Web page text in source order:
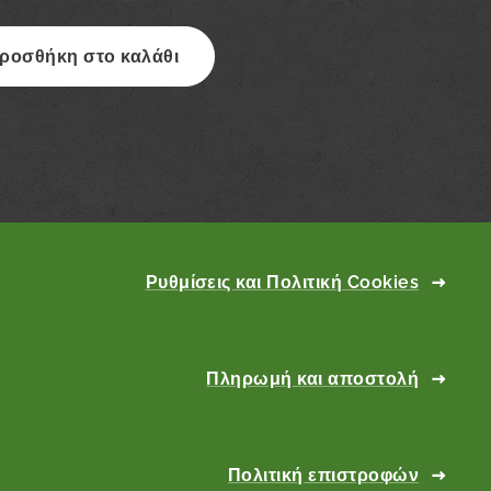
στο καλάθι
Ρυθμίσεις και Πολιτική Cookies
Πληρωμή και αποστολή
Πολιτική επιστροφών